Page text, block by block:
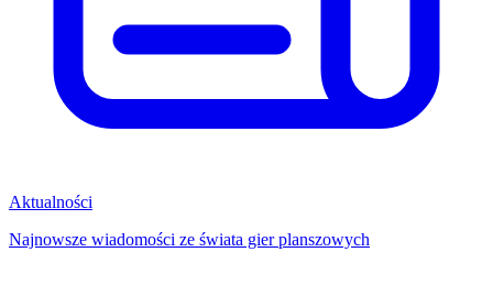
Aktualności
Najnowsze wiadomości ze świata gier planszowych